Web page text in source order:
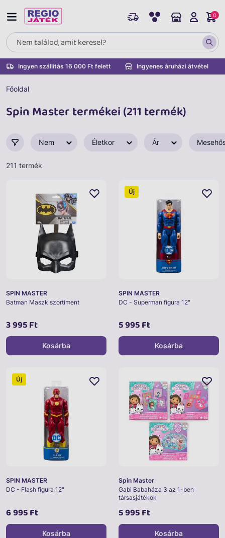
Ingyen szállítás 16 000 Ft felett Ingyenes áruházi átvétel
0
Főoldal
Spin Master termékei (211 termék)
Nem Életkor Ár
211 termék
SPIN MASTER
Batman Maszk szortiment
3 995 Ft
Kosárba
SPIN MASTER
DC - Superman figura 12"
5 995 Ft
Új
Kosárba
SPIN MASTER
DC - Flash figura 12"
6 995 Ft
Új
Kosárba
Spin Master
Gabi Babaháza 3 az 1-ben
társasjátékok
5 995 Ft
Kosárba